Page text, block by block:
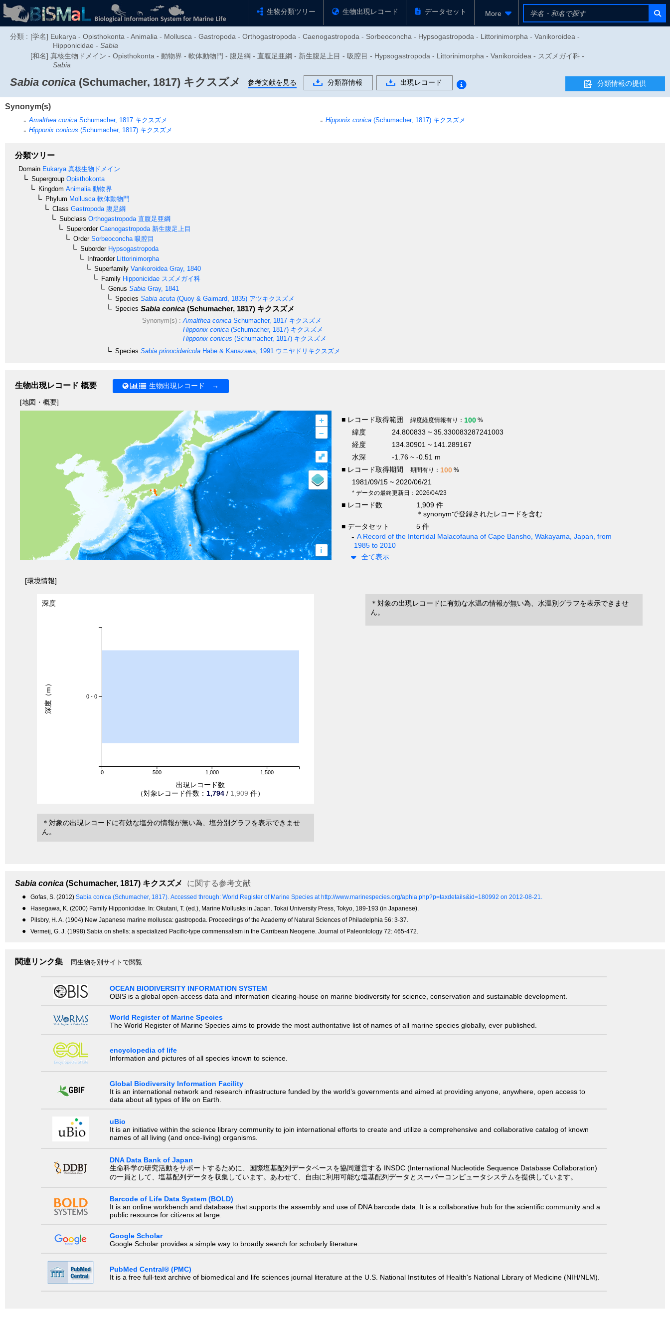
生物分類ツリー 生物出現レコード データセット More
分類 : [学名] Eukarya - Opisthokonta - Animalia - Mollusca - Gastropoda - Orthogastropoda - Caenogastropoda - Sorbeoconcha - Hypsogastropoda - Littorinimorpha - Vanikoroidea -
Hipponicidae - Sabia
[和名] 真核生物ドメイン - Opisthokonta - 動物界 - 軟体動物門 - 腹足綱 - 直腹足亜綱 - 新生腹足上目 - 吸腔目 - Hypsogastropoda - Littorinimorpha - Vanikoroidea - スズメガイ科 -
Sabia
Sabia conica (Schumacher, 1817) キクスズメ 参考文献を見る 分類群情報 出現レコード 分類情報の提供
Synonym(s)
Amalthea conica Schumacher, 1817 キクスズメ Hipponix conica(Schumacher, 1817)キクスズメ
Hipponix conicus (Schumacher, 1817) キクスズメ
分類ツリー
Domain Eukarya 真核生物ドメイン
Supergroup Opisthokonta
Kingdom Animalia 動物界
Phylum Mollusca 軟体動物門
Class Gastropoda 腹足綱
Subclass Orthogastropoda 直腹足亜綱
SuperorderCaenogastropoda 新生腹足上目
OrderSorbeoconcha 吸腔目
SuborderHypsogastropoda
InfraorderLittorinimorpha
Superfamily Vanikoroidea Gray, 1840
Family Hipponicidae スズメガイ科
Genus Sabia Gray, 1841
Species Sabia acuta (Quoy & Gaimard, 1835) アツキクスズメ
Species Sabia conica (Schumacher, 1817) キクスズメ
Synonym(s) : Amalthea conicaSchumacher, 1817キクスズメ
Hipponix conica(Schumacher, 1817)キクスズメ
Hipponix conicus (Schumacher, 1817)キクスズメ
Species Sabia prinocidaricola Habe & Kanazawa, 1991 ウニヤドリキクスズメ
生物出現レコード 概要 生物出現レコード →
[地図・概要]
+
–
i
⤢
■ レコード取得範囲 緯度経度情報有り： 100 %
緯度
24.800833 ~ 35.330083287241003
経度
134.30901 ~ 141.289167
水深
-1.76 ~ -0.51 m
■ レコード取得期間
期間有り： 100 %
1981/09/15 ~ 2020/06/21
* データの最終更新日：2026/04/23
■ レコード数
1,909 件
＊synonymで登録されたレコードを含む
■ データセット
5 件
A Record of the Intertidal Malacofauna of Cape Bansho, Wakayama, Japan, from
1985 to 2010
全て表示
[環境情報]
深度
0 500 1,000 1,500
0 - 0
出現レコード数
（対象レコード件数： 1,794 / 1,909 件）
深度（m）
＊対象の出現レコードに有効な水温の情報が無い為、水温別グラフを表示できませ
ん。
＊対象の出現レコードに有効な塩分の情報が無い為、塩分別グラフを表示できませ
ん。
Sabia conica (Schumacher, 1817) キクスズメ に関する参考文献
● Gofas, S. (2012) Sabia conica (Schumacher, 1817). Accessed through: World Register of Marine Species at http://www.marinespecies.org/aphia.php?p=taxdetails&id=180992 on 2012-08-21.
● Hasegawa, K. (2000) Family Hipponicidae. In: Okutani, T. (ed.), Marine Mollusks in Japan. Tokai University Press, Tokyo, 189-193 (in Japanese).
● Pilsbry, H. A. (1904) New Japanese marine mollusca: gastropoda. Proceedings of the Academy of Natural Sciences of Philadelphia 56: 3-37.
● Vermeij, G. J. (1998) Sabia on shells: a specialized Pacific-type commensalism in the Carribean Neogene. Journal of Paleontology 72: 465-472.
関連リンク集 同生物を別サイトで閲覧
OCEAN BIODIVERSITY INFORMATION SYSTEM
OBIS is a global open-access data and information clearing-house on marine biodiversity for science, conservation and sustainable development.
World Register of Marine Species
The World Register of Marine Species aims to provide the most authoritative list of names of all marine species globally, ever published.
encyclopedia of life
Information and pictures of all species known to science.
Global Biodiversity Information Facility
It is an international network and research infrastructure funded by the world’s governments and aimed at providing anyone, anywhere, open access to
data about all types of life on Earth.
uBio
It is an initiative within the science library community to join international efforts to create and utilize a comprehensive and collaborative catalog of known
names of all living (and once-living) organisms.
DNA Data Bank of Japan
生命科学の研究活動をサポートするために、国際塩基配列データベースを協同運営する INSDC (International Nucleotide Sequence Database Collaboration)
の一員として、塩基配列データを収集しています。あわせて、自由に利用可能な塩基配列データとスーパーコンピュータシステムを提供しています。
Barcode of Life Data System (BOLD)
It is an online workbench and database that supports the assembly and use of DNA barcode data. It is a collaborative hub for the scientific community and a
public resource for citizens at large.
Google Scholar
Google Scholar provides a simple way to broadly search for scholarly literature.
PubMed Central® (PMC)
It is a free full-text archive of biomedical and life sciences journal literature at the U.S. National Institutes of Health's National Library of Medicine (NIH/NLM).